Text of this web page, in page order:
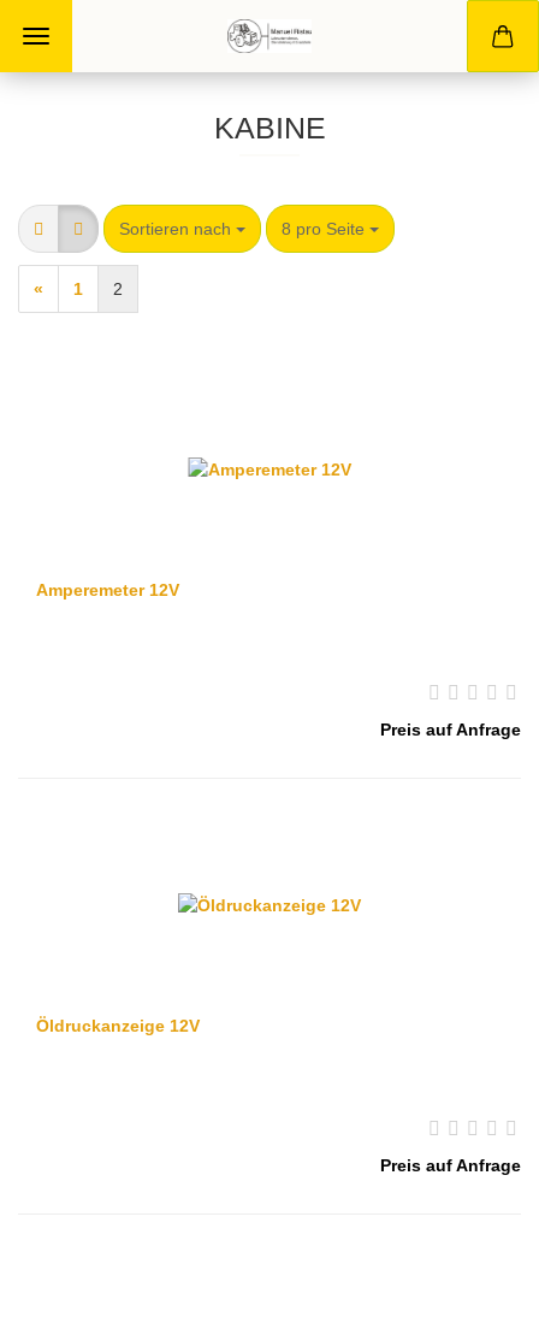
KABINE
Sortieren nach 8 pro Seite
« 1 2
Amperemeter 12V
Preis auf Anfrage
Öldruckanzeige 12V
Preis auf Anfrage